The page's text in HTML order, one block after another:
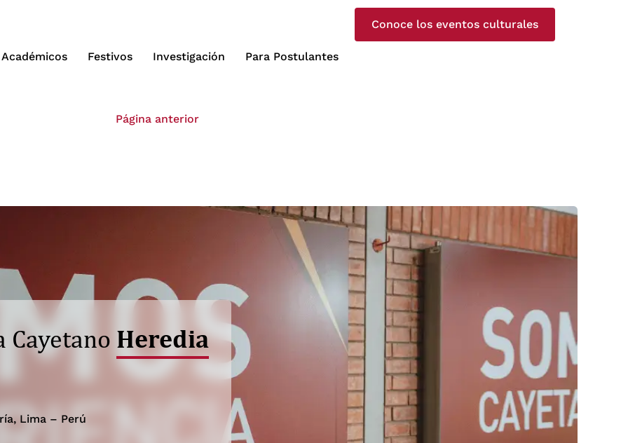
Conoce los eventos culturales
Académicos Festivos Investigación Para Postulantes
Página anterior
Cayetano Heredia
Lima – Perú